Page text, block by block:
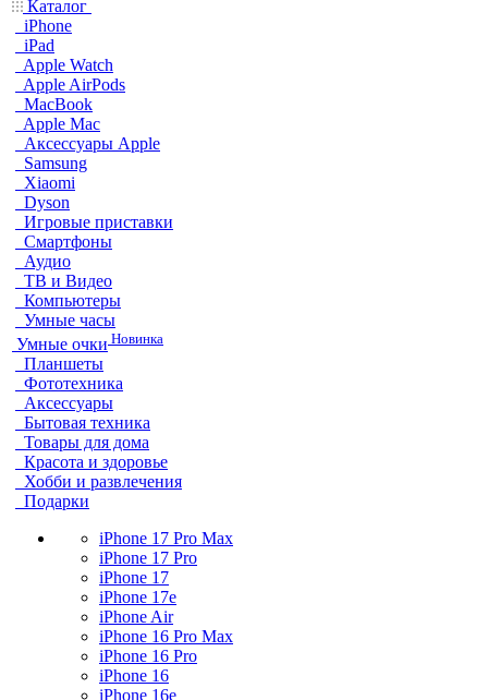
Каталог
iPhone
iPad
Apple Watch
Apple AirPods
MacBook
Apple Mac
Аксессуары Apple
Samsung
Xiaomi
Dyson
Игровые приставки
Смартфоны
Аудио
ТВ и Видео
Компьютеры
Умные часы
Умные очки Новинка
Планшеты
Фототехника
Аксессуары
Бытовая техника
Товары для дома
Красота и здоровье
Хобби и развлечения
Подарки
iPhone 17 Pro Max
iPhone 17 Pro
iPhone 17
iPhone 17e
iPhone Air
iPhone 16 Pro Max
iPhone 16 Pro
iPhone 16
iPhone 16e